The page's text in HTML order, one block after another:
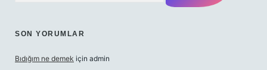
SON YORUMLAR
Bıdığım ne demek için admin